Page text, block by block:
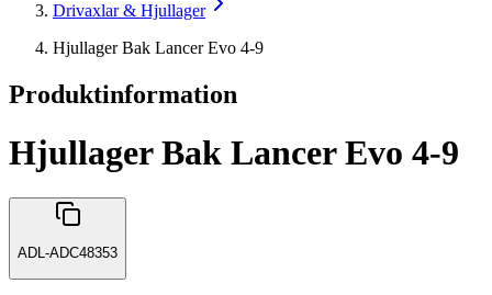
Drivaxlar & Hjullager
Hjullager Bak Lancer Evo 4-9
Produktinformation
Hjullager Bak Lancer Evo 4-9
ADL-ADC48353